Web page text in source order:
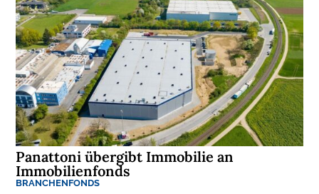
Panattoni übergibt Immobilie an
Immobilienfonds
BRANCHENFONDS